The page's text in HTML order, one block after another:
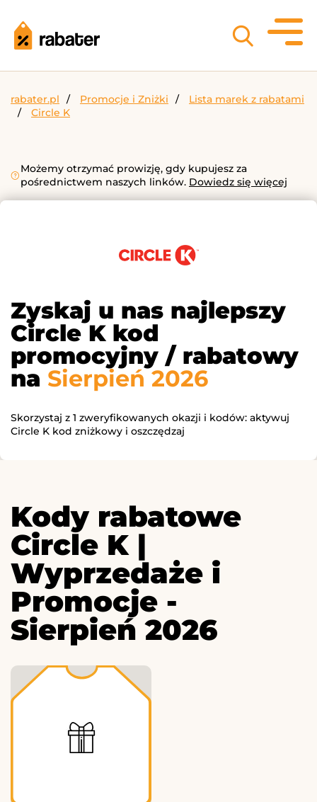
rabater.pl Promocje i Zniżki
Lista marek z rabatami
Circle K
Możemy otrzymać prowizję, gdy kupujesz za
pośrednictwem naszych linków. Dowiedz się więcej
Zyskaj u nas najlepszy
Circle K kod
promocyjny / rabatowy
na Sierpień 2026
Skorzystaj z 1 zweryfikowanych okazji i kodów: aktywuj
Circle K kod zniżkowy i oszczędzaj
Kody rabatowe
Circle K |
Wyprzedaże i
Promocje -
Sierpień 2026